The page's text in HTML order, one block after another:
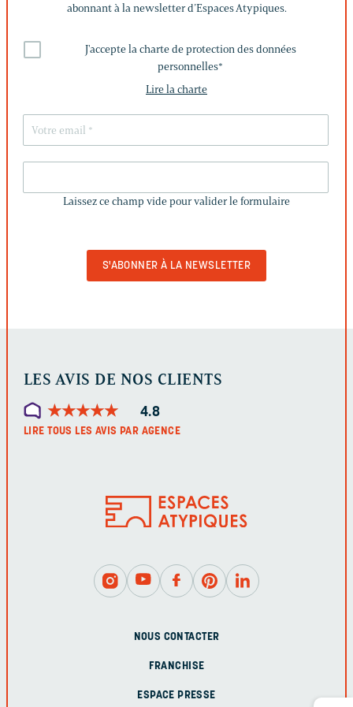
abonnant à la newsletter d’Espaces Atypiques.
J'accepte la charte de protection des données
personnelles*
Lire la charte
CHAMP
Laissez ce champ vide pour valider le formulaire
LES AVIS DE NOS CLIENTS
★★★★★
★★★★★ 4.8
LIRE TOUS LES AVIS PAR AGENCE
NOUS CONTACTER
FRANCHISE
ESPACE PRESSE